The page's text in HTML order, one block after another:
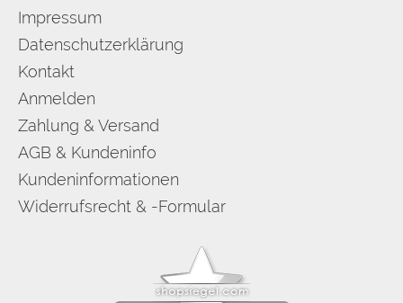
Impressum
Datenschutzerklärung
Kontakt
Anmelden
Zahlung & Versand
AGB & Kundeninfo
Kundeninformationen
Widerrufsrecht & -Formular